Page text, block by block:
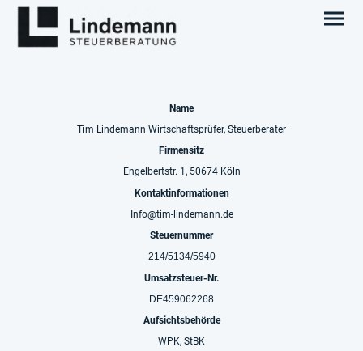
Name
Tim Lindemann Wirtschaftsprüfer, Steuerberater
Firmensitz
Engelbertstr. 1, 50674 Köln
Kontaktinformationen
Info@tim-lindemann.de
Steuernummer
214/5134/5940
Umsatzsteuer-Nr.
DE459062268
Aufsichtsbehörde
WPK, StBK